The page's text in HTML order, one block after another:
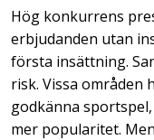
Hög konkurrens
erbjudanden utan
första insättning.
risk. Vissa
godkänna
mer popularitet.